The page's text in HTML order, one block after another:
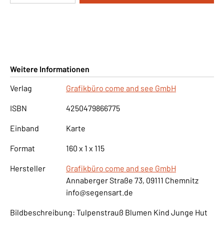
Weitere Informationen
Verlag
Grafikbüro come and see GmbH
ISBN 4250479866775
Einband Karte
Format 160 x 1 x 115
Hersteller
Grafikbüro come and see GmbH
Annaberger Straße 73, 09111 Chemnitz
info@segensart.de
Bildbeschreibung: Tulpenstrauß Blumen Kind Junge Hut